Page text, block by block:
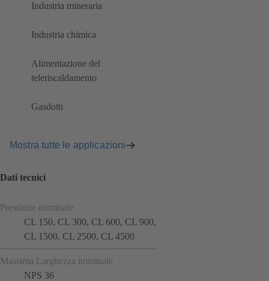
Industria mineraria
Industria chimica
Alimentazione del
teleriscaldamento
Gasdotti
Mostra tutte le applicazioni
Dati tecnici
Pressione nominale
CL 150, CL 300, CL 600, CL 900,
CL 1500, CL 2500, CL 4500
Massima Larghezza nominale
NPS 36